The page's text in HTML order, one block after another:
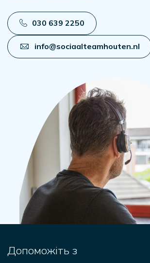
030 639 2250
info@sociaalteamhouten.nl
Допоможіть з